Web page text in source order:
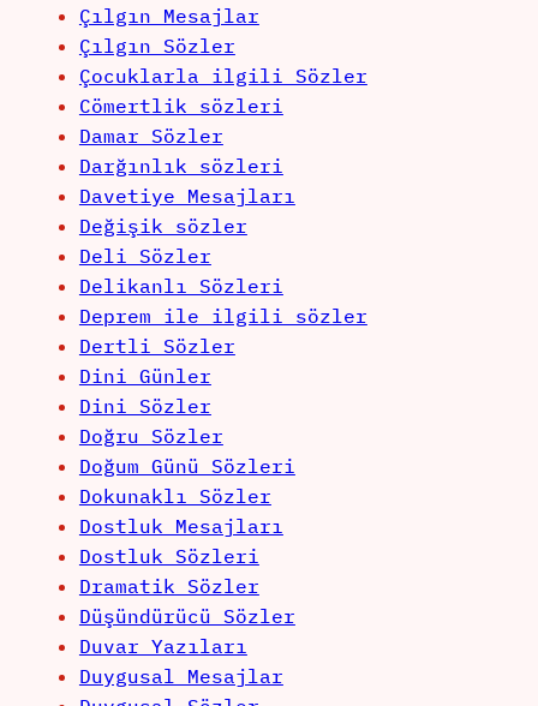
Çılgın Mesajlar
Çılgın Sözler
Çocuklarla ilgili Sözler
Cömertlik sözleri
Damar Sözler
Darğınlık sözleri
Davetiye Mesajları
Değişik sözler
Deli Sözler
Delikanlı Sözleri
Deprem ile ilgili sözler
Dertli Sözler
Dini Günler
Dini Sözler
Doğru Sözler
Doğum Günü Sözleri
Dokunaklı Sözler
Dostluk Mesajları
Dostluk Sözleri
Dramatik Sözler
Düşündürücü Sözler
Duvar Yazıları
Duygusal Mesajlar